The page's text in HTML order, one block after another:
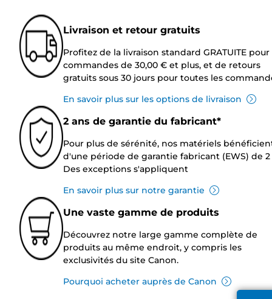
Livraison et retour gratuits
Profitez de la livraison standard GRATUITE pour
commandes de 30,00 € et plus, et de retours
gratuits sous 30 jours pour toutes les
En savoir plus sur les options de livraison
2 ans de garantie du fabricant*
Pour plus de sérénité, nos matériels
d'une période de garantie fabricant (EWS) de 2
Des exceptions s'appliquent
En savoir plus sur notre garantie
Une vaste gamme de produits
Découvrez notre large gamme complète de
produits au même endroit, y compris les
exclusivités du site Canon.
Pourquoi acheter auprès de Canon